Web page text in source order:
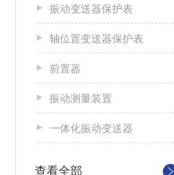
振动变送器保护表
轴位置变送器保护表
前置器
振动测量装置
一体化振动变送器
查看全部